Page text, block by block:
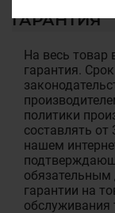
ГАРАНТИЯ
На весь товар
гарантия.
политики
составлять от
нашем
обязательным
гарантии на
обслуживания